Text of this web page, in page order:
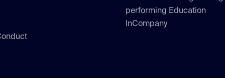
performing Education
InCompany